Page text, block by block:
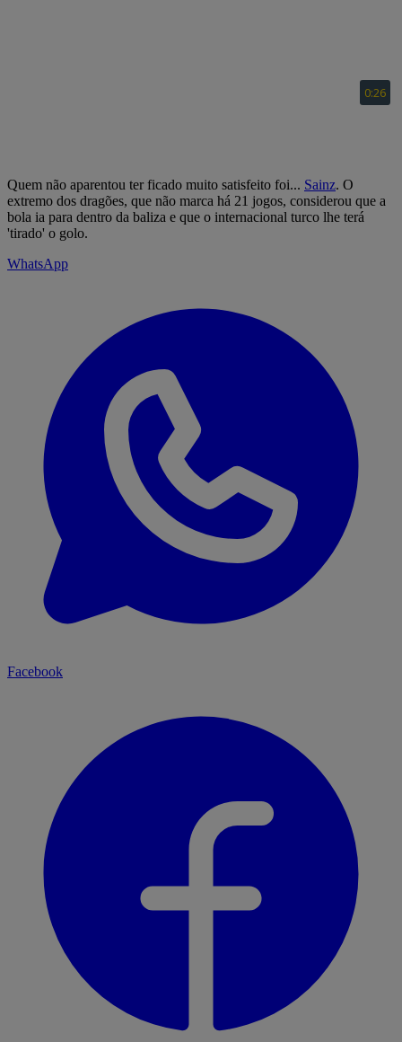
Quem não aparentou ter ficado muito satisfeito foi... Sainz. O
extremo dos dragões, que não marca há 21 jogos, considerou que a
bola ia para dentro da baliza e que o internacional turco lhe terá
'tirado' o golo.
WhatsApp
Facebook